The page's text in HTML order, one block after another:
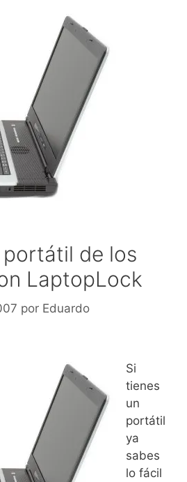
de los
LaptopLock
por Eduardo
Si
tienes
un
portátil
ya
sabes
lo fácil